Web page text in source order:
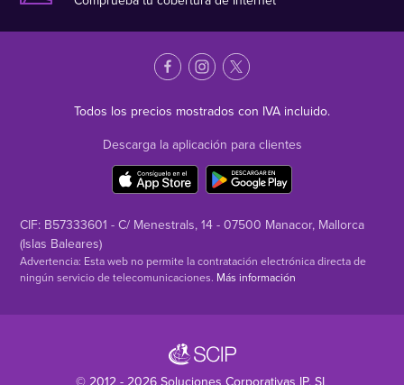
Todos los precios mostrados con IVA incluido.
Descarga la aplicación para clientes
CIF: B57333601 - C/ Menestrals, 14 - 07500 Manacor, Mallorca
(Islas Baleares)
Advertencia: Esta web no permite la contratación electrónica directa de
ningún servicio de telecomunicaciones. Más información
© 2012 - 2026 Soluciones Corporativas IP, SL